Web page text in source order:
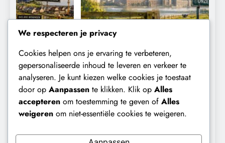
KALENDER 2030 KLIMAATBEDROG
Waarom worden de mensen van wie de
toekomst op het spel staat,
buitengesloten?
We respecteren je privacy
Cookies helpen ons je ervaring te verbeteren,
gepersonaliseerde inhoud te leveren en verkeer te
analyseren. Je kunt kiezen welke cookies je toestaat
door op Aanpassen te klikken. Klik op Alles
accepteren om toestemming te geven of Alles
weigeren om niet-essentiële cookies te weigeren.